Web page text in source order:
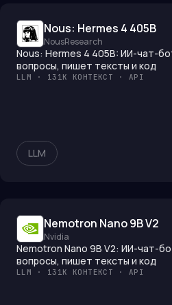
Nous: Hermes 4 405B
NousResearch
Nous: Hermes 4 405B: ИИ-чат-
вопросы, пишет тексты и код
LLM · 131K КОНТЕКСТ · API
LLM
Nemotron Nano 9B V2
Nvidia
Nemotron Nano 9B V2: ИИ-чат-
вопросы, пишет тексты и код
LLM · 131K КОНТЕКСТ · API